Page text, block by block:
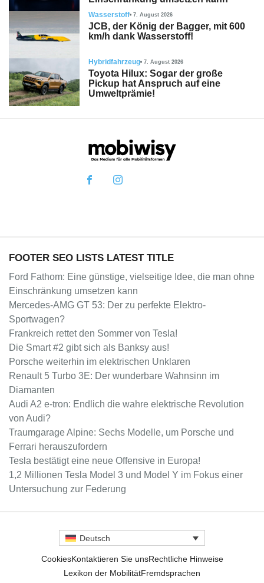
Wasserstoff 7. August 2026
JCB, der König der Bagger, mit 600
km/h dank Wasserstoff!
Hybridfahrzeug 7. August 2026
Toyota Hilux: Sogar der große
Pickup hat Anspruch auf eine
Umweltprämie!
FOOTER SEO LISTS LATEST TITLE
Ford Fathom: Eine günstige, vielseitige Idee, die man ohne
Einschränkung umsetzen kann
Mercedes-AMG GT 53: Der zu perfekte Elektro-
Sportwagen?
Frankreich rettet den Sommer von Tesla!
Die Smart #2 gibt sich als Banksy aus!
Porsche weiterhin im elektrischen Unklaren
Renault 5 Turbo 3E: Der wunderbare Wahnsinn im
Diamanten
Audi A2 e-tron: Endlich die wahre elektrische Revolution
von Audi?
Traumgarage Alpine: Sechs Modelle, um Porsche und
Ferrari herauszufordern
Tesla bestätigt eine neue Offensive in Europa!
1,2 Millionen Tesla Model 3 und Model Y im Fokus einer
Untersuchung zur Federung
Deutsch
CookiesKontaktieren Sie unsRechtliche Hinweise
Lexikon der MobilitätFremdsprachen